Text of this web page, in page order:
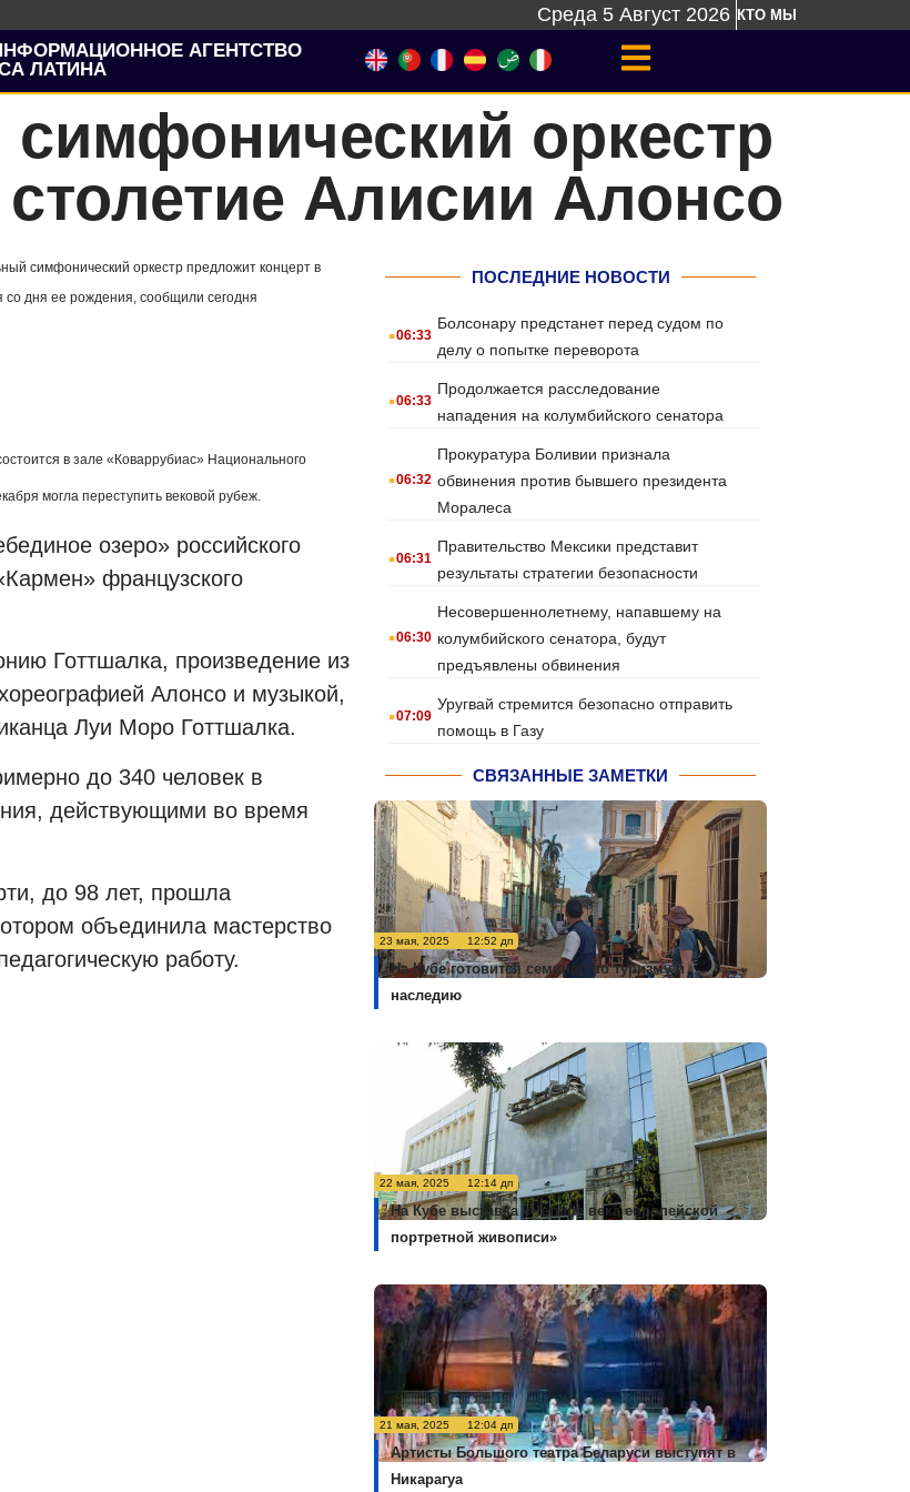
Среда 5 Август 2026 КТО МЫ
АГЕНТСТВО
ЛАТИНА
оркестр
Алисии Алонсо
симфонический оркестр предложит концерт в
дня ее рождения, сообщили сегодня
в зале «Коваррубиас» Национального
могла переступить вековой рубеж.
озеро» российского
французского
Готтшалка, произведение из
Алонсо и музыкой,
Луи Моро Готтшалка.
до 340 человек в
действующими во время
до 98 лет, прошла
объединила мастерство
работу.
ПОСЛЕДНИЕ НОВОСТИ
.06:33
Болсонару предстанет перед судом по
делу о попытке переворота
.06:33
Продолжается расследование
нападения на колумбийского сенатора
.06:32
Прокуратура Боливии признала
обвинения против бывшего президента
Моралеса
.06:31
Правительство Мексики представит
результаты стратегии безопасности
.06:30
Несовершеннолетнему, напавшему на
колумбийского сенатора, будут
предъявлены обвинения
.07:09
Уругвай стремится безопасно отправить
помощь в Газу
СВЯЗАННЫЕ ЗАМЕТКИ
23 мая, 2025 12:52 дп
На Кубе готовится семинар по туризму и
наследию
22 мая, 2025 12:14 дп
На Кубе выставка «Четыре века европейской
портретной живописи»
21 мая, 2025 12:04 дп
Артисты Большого театра Беларуси выступят в
Никарагуа